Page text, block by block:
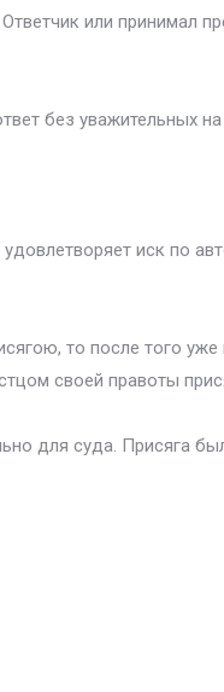
или принимал
без уважительных
удовлетворяет иск по
то после того уже
своей правоты
для суда. Присяга